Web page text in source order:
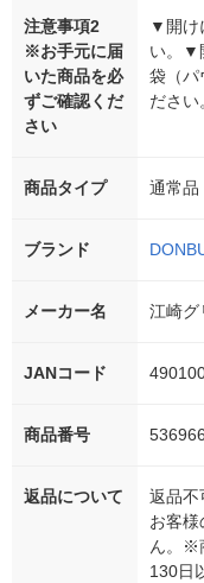
注意事項2
※お手元に届
いた商品を必
ずご確認くだ
さい
▼開け
い。▼
袋（パ
ださい
商品タイプ 通常品
ブランド
メーカー名 江崎グ
JANコード
商品番号
返品について
返品不
お客
ん。※
130日